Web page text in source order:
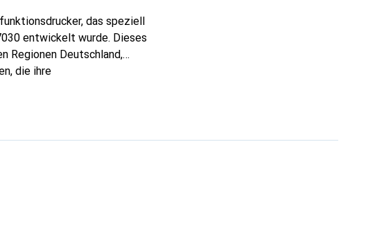
das speziell
entwickelt wurde. Dieses
Regionen Deutschland,
die ihre
Mit diesem Faxmodul können